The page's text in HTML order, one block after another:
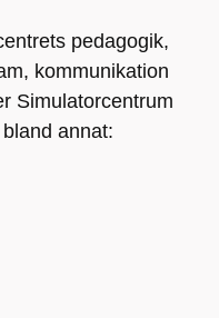
pedagogik,
kommunikation
Simulatorcentrum
annat: